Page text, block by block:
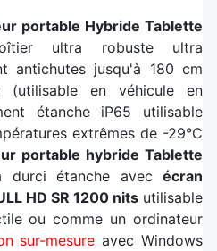
portable Hybride Tablette
ultra robuste ultra
antichutes jusqu'à 180 cm
(utilisable en véhicule en
étanche iP65 utilisable
extrêmes de -29°C
portable hybride Tablette
durci étanche avec écran
HD SR 1200 nits utilisable
ou comme un ordinateur
sur-mesureavec Windows